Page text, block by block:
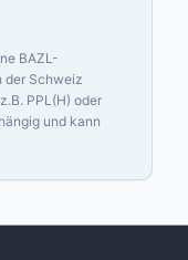
BAZL-
der Schweiz
PPL(H) oder
und kann